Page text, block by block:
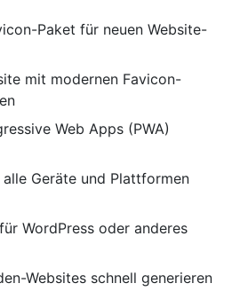
Paket für neuen Website-
mit modernen Favicon-
Web Apps (PWA)
Geräte und Plattformen
WordPress oder anderes
Websites schnell generieren